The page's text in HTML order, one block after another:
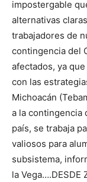
impostergable
alternativas
trabajadores de
contingencia del
afectados, ya
con las
Michoacán
a la contingencia
país, se trabaja
valiosos para
subsistema,
la Vega….DESDE